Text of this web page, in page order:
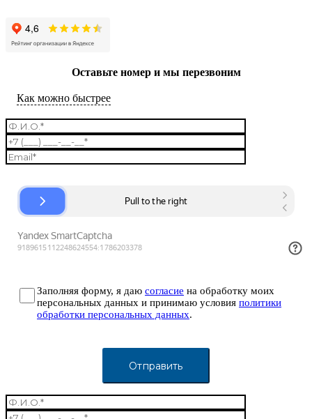
Оставьте номер и мы перезвоним
Как можно быстрее
Заполняя форму, я даю согласие на обработку моих
персональных данных и принимаю условия политики
обработки персональных данных.